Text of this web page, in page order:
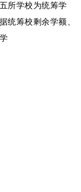
所学校为统筹学
统筹校剩余学额、